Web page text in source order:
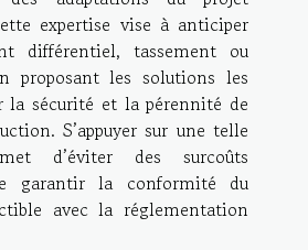
expertise vise à anticiper
différentiel, tassement ou
proposant les solutions les
la sécurité et la pérennité de
S’appuyer sur une telle
d’éviter des surcoûts
garantir la conformité du
avec la réglementation